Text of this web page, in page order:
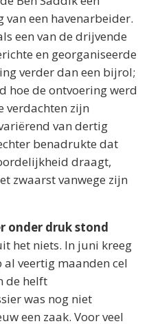
een havenarbeider.
een van de drijvende
en georganiseerde
verder dan een bijrol;
hoe de ontvoering werd
verdachten zijn
van dertig
benadrukte dat
draagt,
zwaarst vanwege zijn
onder druk stond
het niets. In juni kreeg
veertig maanden cel
de helft
was nog niet
een zaak. Voor veel